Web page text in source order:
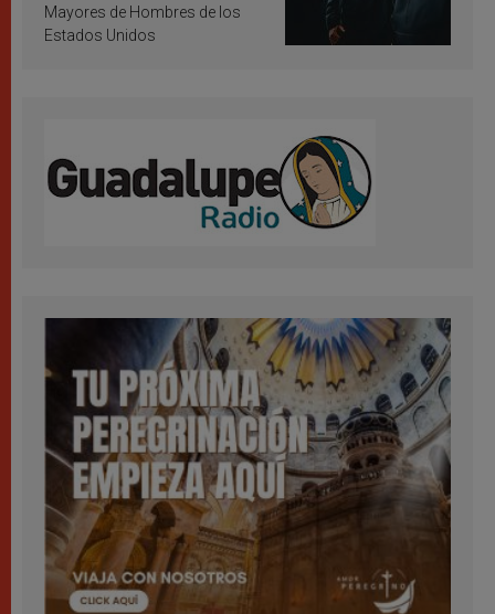
Mayores de Hombres de los
Estados Unidos